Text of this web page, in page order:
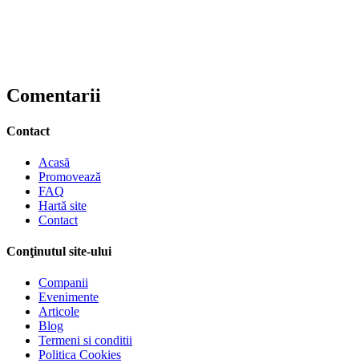
Comentarii
Contact
Acasă
Promovează
FAQ
Hartă site
Contact
Conţinutul site-ului
Companii
Evenimente
Articole
Blog
Termeni si conditii
Politica Cookies